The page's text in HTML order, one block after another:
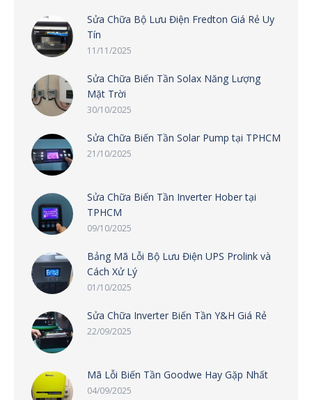
Sửa Chữa Bộ Lưu Điện Fredton Giá Rẻ Uy
Tín
11/11/2025
Sửa Chữa Biến Tần Solax Năng Lượng
Mặt Trời
30/10/2025
Sửa Chữa Biến Tần Solar Pump tại TPHCM
21/10/2025
Sửa Chữa Biến Tần Inverter Hober tại
TPHCM
09/10/2025
Bảng Mã Lỗi Bộ Lưu Điện UPS Prolink và
Cách Xử Lý
01/10/2025
Sửa Chữa Inverter Biến Tần Y&H Giá Rẻ
22/09/2025
Mã Lỗi Biến Tần Goodwe Hay Gặp Nhất
04/09/2025